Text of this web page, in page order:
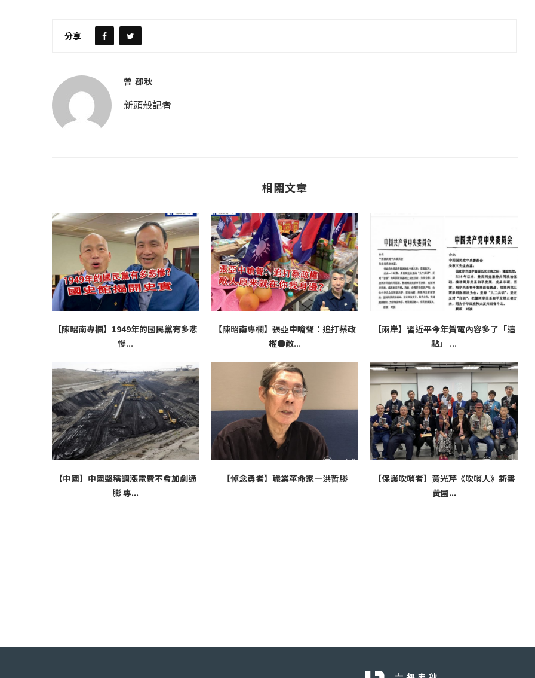
分享
曾 郡秋
新頭殼記者
相關文章
【陳昭南專欄】1949年的國民黨有多悲
慘...
【陳昭南專欄】張亞中嗆聲：追打蔡政
權●敵...
【兩岸】習近平今年賀電內容多了「這
點」 ...
【中國】中國堅稱調漲電費不會加劇通
膨 專...
【悼念勇者】職業革命家—洪哲勝
【保護吹哨者】黃光芹《吹哨人》新書
黃國...